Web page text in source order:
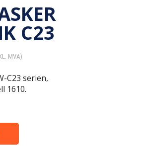
C23
MVA)
C23 serien,
1610.